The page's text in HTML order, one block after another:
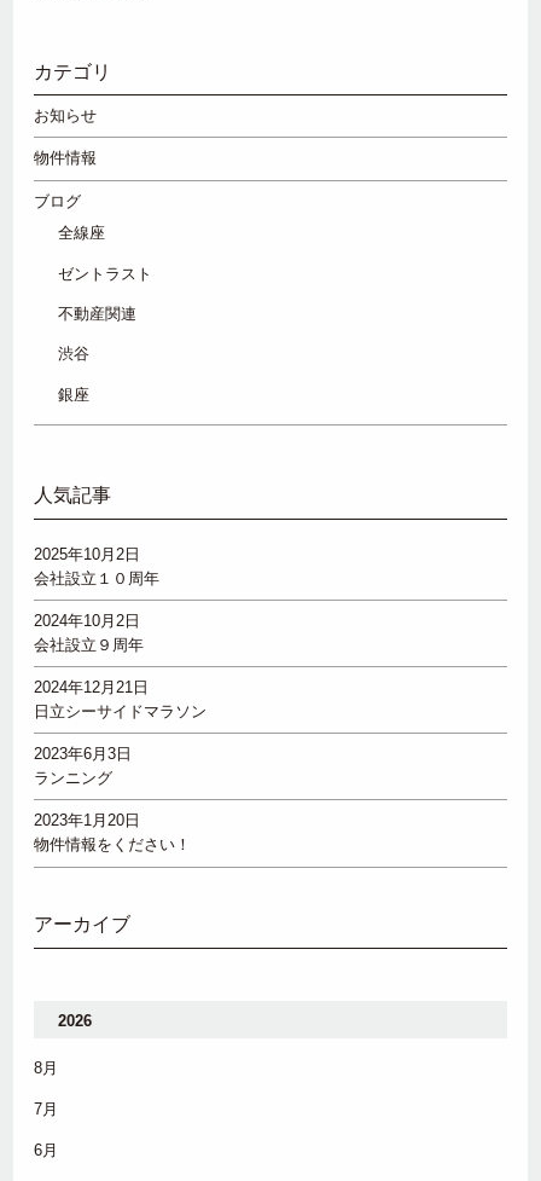
カテゴリ
お知らせ
物件情報
ブログ
全線座
ゼントラスト
不動産関連
渋谷
銀座
人気記事
2025年10月2日
会社設立１０周年
2024年10月2日
会社設立９周年
2024年12月21日
日立シーサイドマラソン
2023年6月3日
ランニング
2023年1月20日
物件情報をください！
アーカイブ
2026
8月
7月
6月